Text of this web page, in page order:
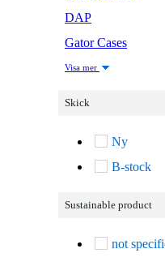
DAP
Gator Cases
Visa mer
Skick
Ny
B-stock
Sustainable product
not